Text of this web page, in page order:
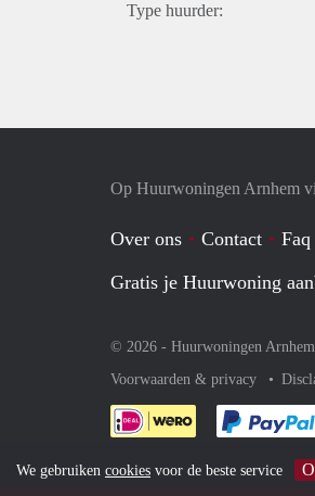
Type huurder:
Op Huurwoningen Arnhem
Over ons Contact Faq
Gratis je Huurwoning
© 2026 - Huurwoningen
Voorwaarden & privacy
We gebruiken cookies voor de beste service